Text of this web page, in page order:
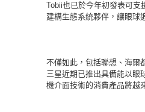
Tobii也已於今年初發表可支
建構生態系統夥伴，讓眼球
不僅如此，包括聯想、海爾
三星近期已推出具備能以眼
機介面技術的消費產品將越